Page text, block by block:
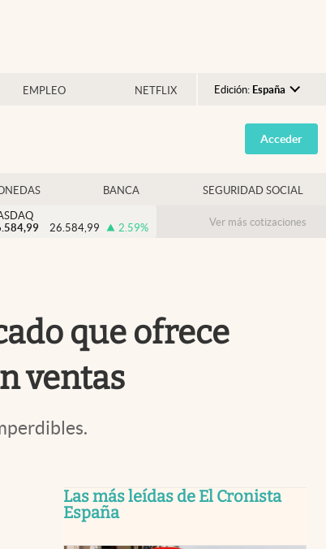
EMPLEO NETFLIX Edición: España
Argentina
España
USA
Colombia
Acceder
BANCA SEGURIDAD SOCIAL
26.584,99 2.59% Ver más cotizaciones
que ofrece
ventas
Las más leídas de El Cronista
España